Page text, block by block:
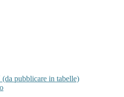
pubblicare in tabelle)